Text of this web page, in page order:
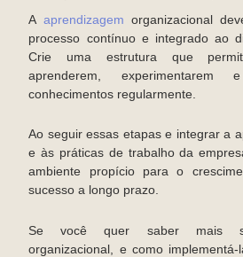
A aprendizagem organizacional
processo contínuo e integrado ao
Crie uma estrutura que
aprenderem, experimentarem
conhecimentos regularmente.
Ao seguir essas etapas e integrar a
e às práticas de trabalho da
ambiente propício para o
sucesso a longo prazo.
Se você quer saber mais
organizacional, e como